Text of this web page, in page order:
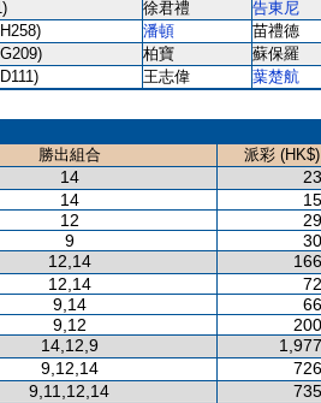
徐君禮 告東尼
潘頓 苗禮德
柏寶 蘇保羅
王志偉
葉楚航
勝出組合
派彩 (HK$)
14
14
12
9
12,14
12,14
9,14
9,12
14,12,9
9,12,14
9,11,12,14